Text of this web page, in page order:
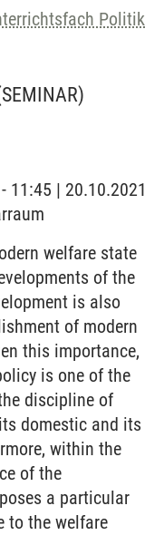
Politik
11:45 | 20.10.2021
welfare state
of the
is also
of modern
this importance,
is one of the
discipline of
domestic and its
within the
of the
a particular
to the welfare